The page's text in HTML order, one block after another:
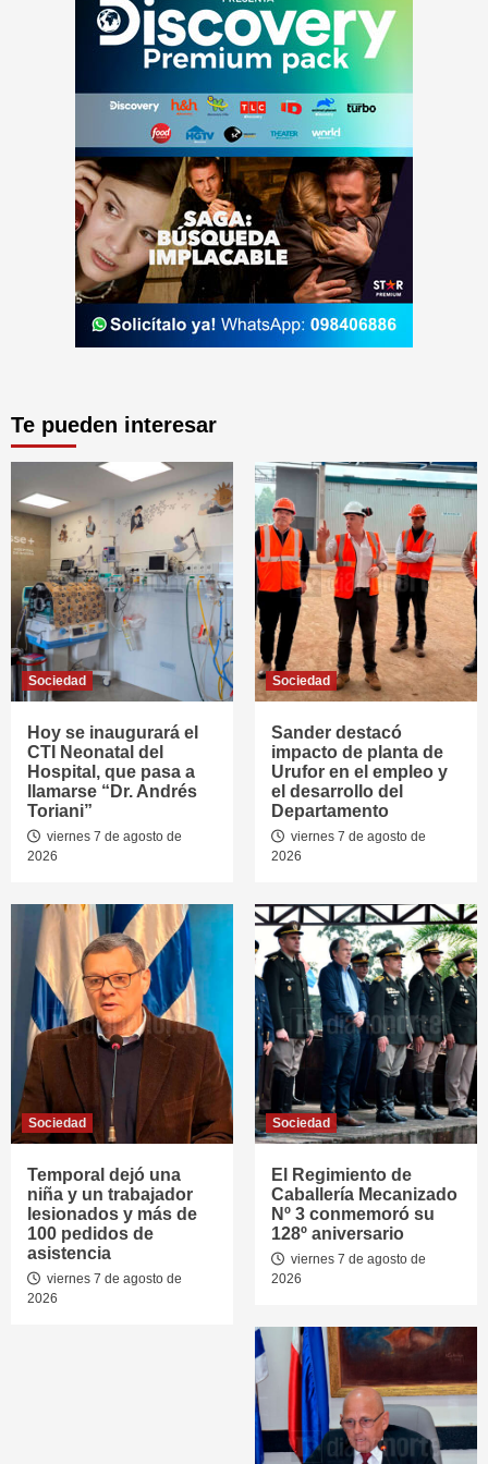
Te pueden interesar
Sociedad
Hoy se inaugurará el
CTI Neonatal del
Hospital, que pasa a
llamarse “Dr. Andrés
Toriani”
viernes 7 de agosto de
2026
Sociedad
Sander destacó
impacto de planta de
Urufor en el empleo y
el desarrollo del
Departamento
viernes 7 de agosto de
2026
Sociedad
Temporal dejó una
niña y un trabajador
lesionados y más de
100 pedidos de
asistencia
viernes 7 de agosto de
2026
Sociedad
El Regimiento de
Caballería Mecanizado
Nº 3 conmemoró su
128º aniversario
viernes 7 de agosto de
2026